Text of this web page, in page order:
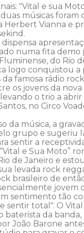
"Vital e sua
músicas foram
Herbert Vianna e
numa fita demo
do Rio
logo conquistou
famosa rádio
os jovens da nova
o trio a abrir
no Circo
da música, a
grupo e sugeriu
sentir a
e Sua Moto”
de Janeiro e
levada rock
brasileiro de
jovem
sentimento tão
sentir total". O
baterista da
João Barone